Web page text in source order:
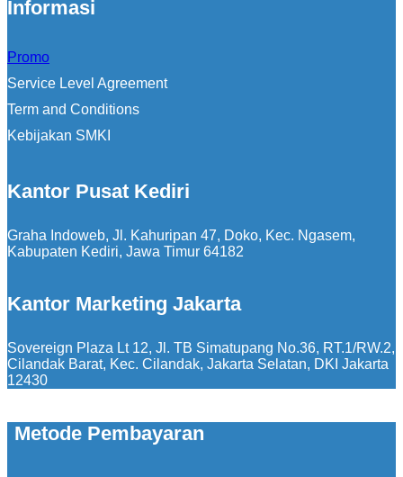
Informasi
Promo
Service Level Agreement
Term and Conditions
Kebijakan SMKI
Kantor Pusat Kediri
Graha Indoweb, Jl. Kahuripan 47, Doko, Kec. Ngasem,
Kabupaten Kediri, Jawa Timur 64182
Kantor Marketing Jakarta
Sovereign Plaza Lt 12, Jl. TB Simatupang No.36, RT.1/RW.2,
Cilandak Barat, Kec. Cilandak, Jakarta Selatan, DKI Jakarta
12430
Metode Pembayaran